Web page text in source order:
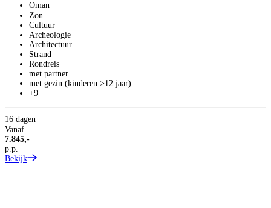
Oman
Zon
Cultuur
Archeologie
Architectuur
Strand
Rondreis
met partner
met gezin (kinderen >12 jaar)
+9
16 dagen
Vanaf
7.845,-
p.p.
Bekijk